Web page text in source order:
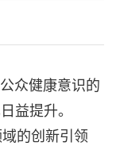
众健康意识的
益提升。
的创新引领